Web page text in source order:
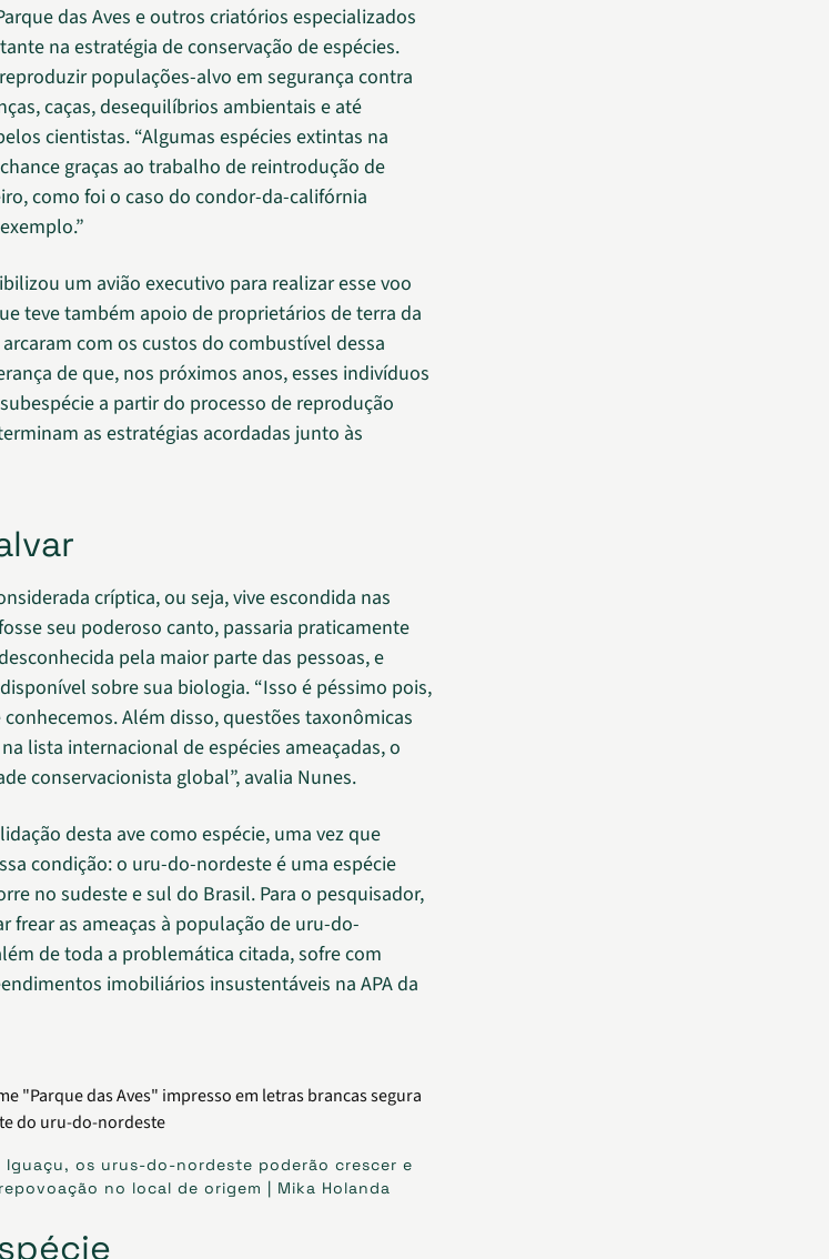
das Aves e outros criatórios especializados
na estratégia de conservação de espécies.
populações-alvo em segurança contra
caças, desequilíbrios ambientais e até
cientistas. “Algumas espécies extintas na
graças ao trabalho de reintrodução de
como foi o caso do condor-da-califórnia
um avião executivo para realizar esse voo
teve também apoio de proprietários de terra da
arcaram com os custos do combustível dessa
de que, nos próximos anos, esses indivíduos
a partir do processo de reprodução
as estratégias acordadas junto às
críptica, ou seja, vive escondida nas
seu poderoso canto, passaria praticamente
pela maior parte das pessoas, e
sobre sua biologia. “Isso é péssimo pois,
Além disso, questões taxonômicas
lista internacional de espécies ameaçadas, o
conservacionista global”, avalia Nunes.
desta ave como espécie, uma vez que
condição: o uru-do-nordeste é uma espécie
no sudeste e sul do Brasil. Para o pesquisador,
frear as ameaças à população de uru-do-
de toda a problemática citada, sofre com
imobiliários insustentáveis na APA da
Iguaçu, os urus-do-nordeste poderão crescer e
no local de origem | Mika Holanda